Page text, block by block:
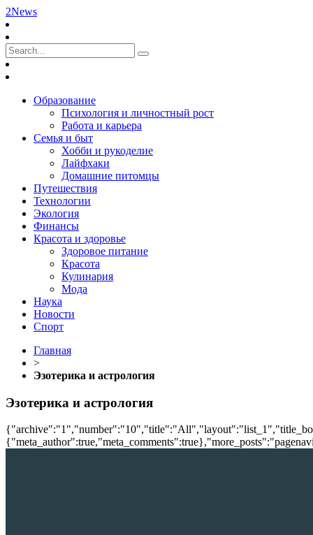
2News
Образование
Психология и личностный рост
Работа и карьера
Семья и быт
Хобби и рукоделие
Лайфхаки
Домашние питомцы
Путешествия
Технологии
Экология
Финансы
Красота и здоровье
Здоровое питание
Красота
Кулинария
Мода
Наука
Новости
Спорт
Главная
>
Эзотерика и астрология
Эзотерика и астрология